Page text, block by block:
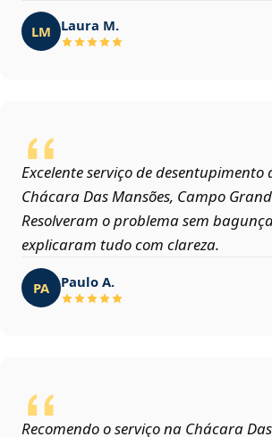
LM Laura M.
Excelente serviço de desentupimento
Chácara Das Mansões, Campo
Resolveram o problema sem
explicaram tudo com clareza.
PA Paulo A.
Recomendo o serviço na Chácara